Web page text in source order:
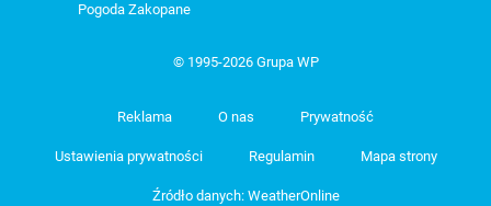
Pogoda Zakopane
© 1995-2026 Grupa WP
Reklama O nas Prywatność
Ustawienia prywatności Regulamin Mapa strony
Źródło danych: WeatherOnline